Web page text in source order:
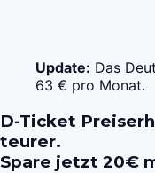
Update: Das
63 € pro Monat.
D-Ticket
teurer.
Spare jetzt 20€